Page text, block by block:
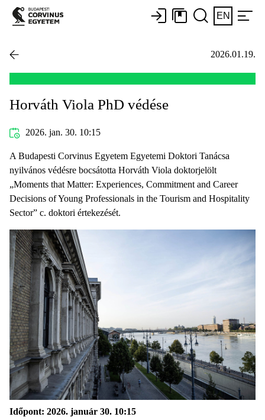
EN
2026.01.19.
Horváth Viola PhD védése
2026. jan. 30. 10:15
A Budapesti Corvinus Egyetem Egyetemi Doktori Tanácsa
nyilvános védésre bocsátotta Horváth Viola doktorjelölt
„Moments that Matter: Experiences, Commitment and Career
Decisions of Young Professionals in the Tourism and Hospitality
Sector” c. doktori értekezését.
Időpont: 2026. január 30. 10:15